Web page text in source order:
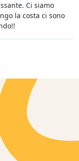
Ci siamo
la costa ci sono
stupendo!!